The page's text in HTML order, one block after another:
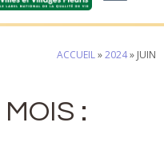
ACCUEIL»2024» JUIN
: